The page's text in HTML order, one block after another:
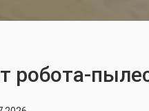
робота-